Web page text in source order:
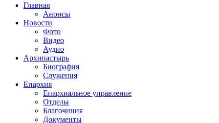
Главная
Анонсы
Новости
Фото
Видео
Аудио
Архипастырь
Биография
Служения
Епархия
Епархиальное управление
Отделы
Благочиния
Документы